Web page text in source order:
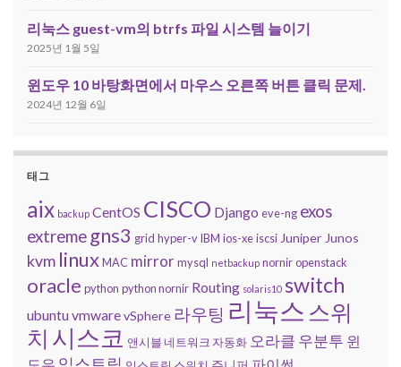
리눅스 guest-vm의 btrfs 파일 시스템 늘이기
2025년 1월 5일
윈도우 10 바탕화면에서 마우스 오른쪽 버튼 클릭 문제.
2024년 12월 6일
태그
aix backup CentOS CISCO Django eve-ng exos
extreme gns3 grid hyper-vIBM ios-xeiscsi Juniper Junos
kvm linuxMAC mirror mysql netbackup norniropenstack
oracle python python nornir Routing solaris10 switch
ubuntuvmwarevSphere 라우팅 리눅스 스위
치 시스코 앤시블 네트워크 자동화 오라클 우분투 윈